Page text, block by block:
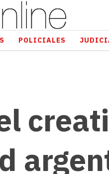
POLICIALES